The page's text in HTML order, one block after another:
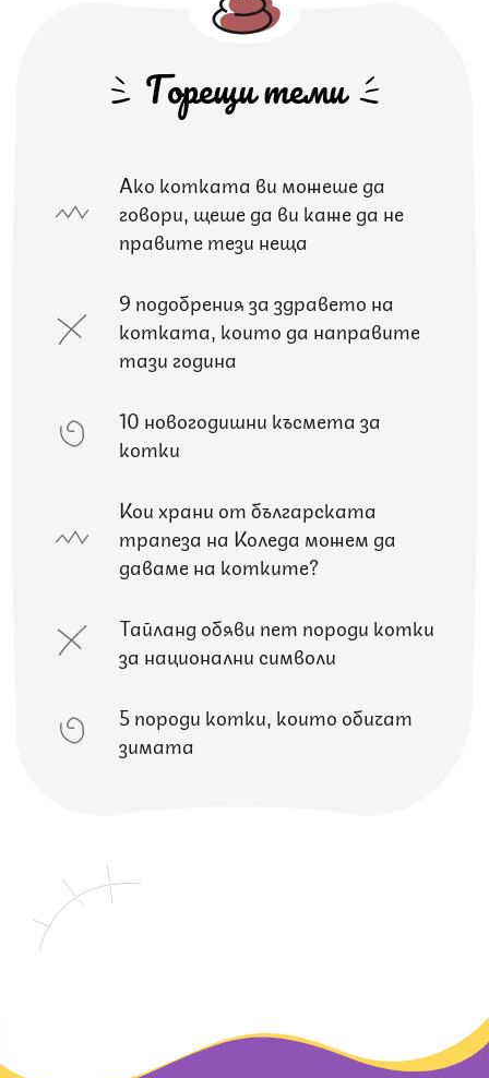
Горещи теми
Ако котката ви можеше да
говори, щеше да ви каже да не
правите тези неща
9 подобрения за здравето на
котката, които да направите
тази година
10 новогодишни късмета за
котки
Кои храни от българската
трапеза на Коледа можем да
даваме на котките?
Тайланд обяви пет породи котки
за национални символи
5 породи котки, които обичат
зимата